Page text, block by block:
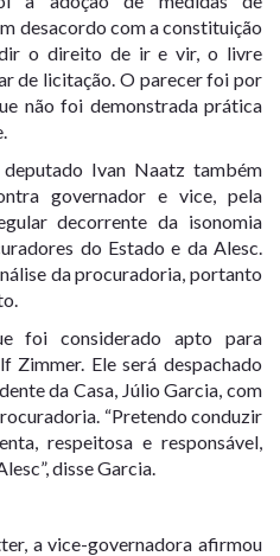
desacordo com a constituição
o direito de ir e vir, o livre
de licitação. O parecer foi por
não foi demonstrada prática
Ivan Naatz também
governador e vice, pela
decorrente da isonomia
do Estado e da Alesc.
da procuradoria, portanto
foi considerado apto para
Zimmer. Ele será despachado
da Casa, Júlio Garcia, com
“Pretendo conduzir
respeitosa e responsável,
disse Garcia.
a vice-governadora afirmou